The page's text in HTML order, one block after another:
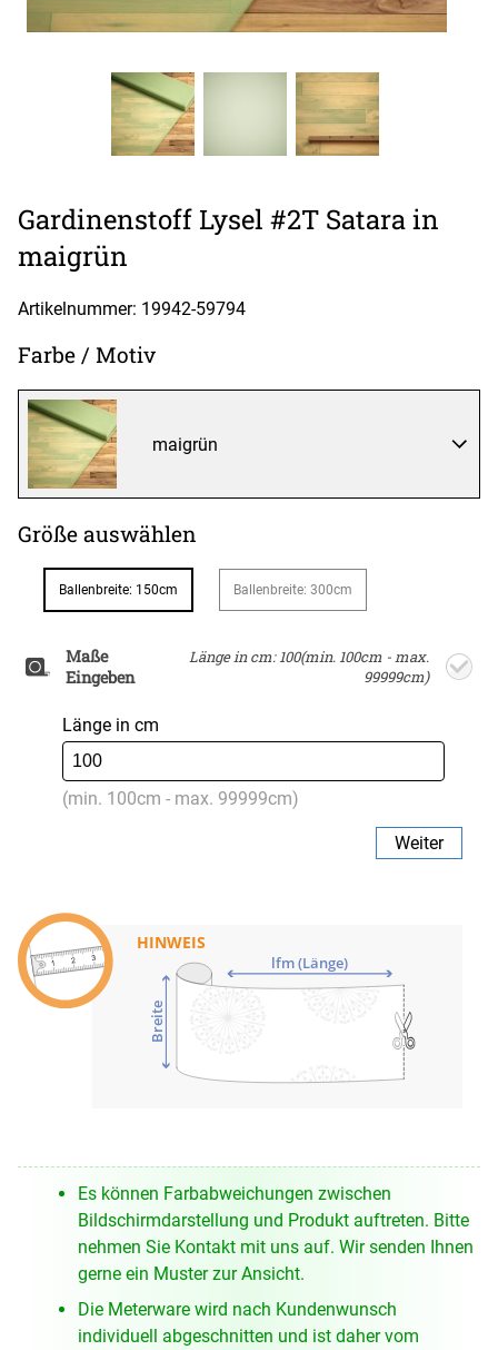
Gardinenstoff Lysel #2T Satara in
maigrün
Artikelnummer: 19942-59794
Farbe / Motiv
maigrün
Größe auswählen
Ballenbreite: 150cm Ballenbreite: 300cm
Maße
Eingeben
Länge in cm: 100(min. 100cm - max.
99999cm)
Länge in cm
(min. 100cm - max. 99999cm)
Weiter
lfm (Länge)
Breite
HINWEIS
Es können Farbabweichungen zwischen
Bildschirmdarstellung und Produkt auftreten. Bitte
nehmen Sie Kontakt mit uns auf. Wir senden Ihnen
gerne ein Muster zur Ansicht.
Die Meterware wird nach Kundenwunsch
individuell abgeschnitten und ist daher vom